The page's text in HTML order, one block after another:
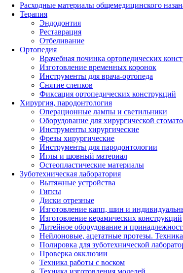
Расходные материалы общемедицинского
Терапия
Эндодонтия
Реставрация
Отбеливание
Ортопедия
Врачебная починка ортопедических
Изготовление временных коронок
Инструменты для врача-ортопеда
Снятие слепков
Фиксация ортопедических конструкций
Хирургия, пародонтология
Операционные лампы и светильники
Оборудование для хирургической
Инструменты хирургические
Фрезы хирургические
Инструменты для пародонтологии
Иглы и шовный материал
Остеопластические материалы
Зуботехническая лаборатория
Вытяжные устройства
Гипсы
Диски отрезные
Изготовление капп, шин и
Изготовление керамических конструкций
Литейное оборудование и
Нейлоновые, ацетатные протезы.
Полировка для зуботехнической
Проверка окклюзии
Техника работы с воском
Техника изготовления моделей